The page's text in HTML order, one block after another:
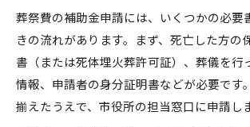
葬祭費の補助金申請には、いくつかの必要
きの流れがあります。まず、死亡した方の
書（または死体埋火葬許可証）、葬儀を行
情報、申請者の身分証明書などが必要です
揃えたうえで、市役所の担当窓口に申請し